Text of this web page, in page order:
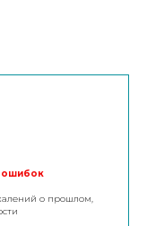
ошибок
о прошлом,